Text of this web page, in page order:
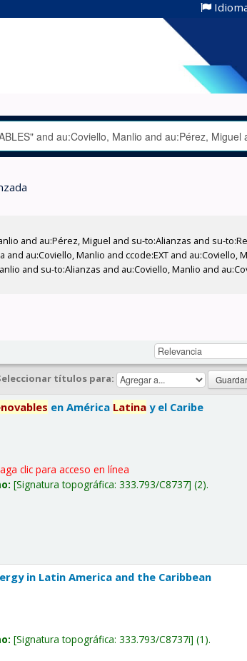
and au:Pérez, Miguel and su-to:Alianzas and su-
au:Coviello, Manlio and ccode:EXT and au:Coviello,
and su-to:Alianzas and au:Coviello, Manlio and
títulos para:
en América Latina y el Caribe
clic para acceso en línea
Signatura topográfica:333.793/C8737 (2).
in Latin America and the Caribbean
Signatura topográfica:333.793/C8737i (1).